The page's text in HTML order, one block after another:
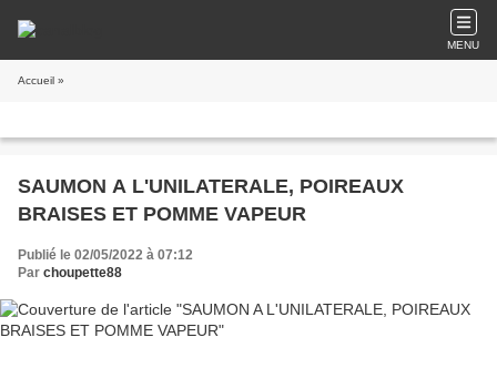
MENU
Accueil »
SAUMON A L'UNILATERALE, POIREAUX
BRAISES ET POMME VAPEUR
Publié le 02/05/2022 à 07:12
Par choupette88